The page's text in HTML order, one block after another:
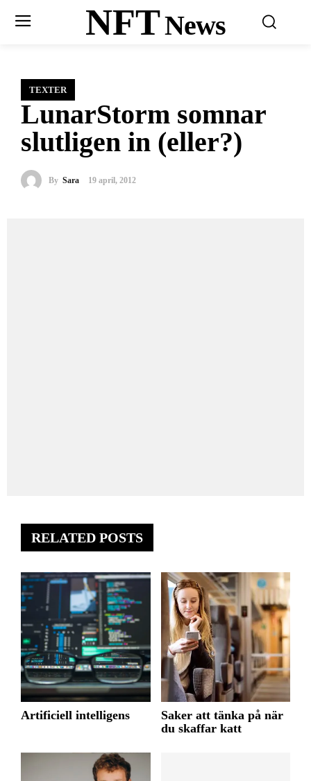
NFTNews
TEXTER
LunarStorm somnar
slutligen in (eller?)
By Sara 19 april, 2012
RELATED POSTS
Artificiell intelligens
Saker att tänka på när
du skaffar katt